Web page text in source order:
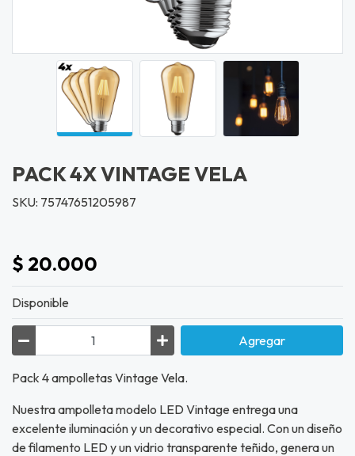
PACK 4X VINTAGE VELA
SKU: 75747651205987
$ 20.000
Disponible
Agregar
Pack 4 ampolletas Vintage Vela.
Nuestra ampolleta modelo LED Vintage entrega una
excelente iluminación y un decorativo especial. Con un diseño
de filamento LED y un vidrio transparente teñido, genera un